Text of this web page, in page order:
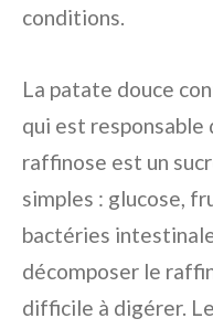
conditions.
La patate douce
qui est responsable
raffinose est un
simples : glucose,
bactéries
décomposer le
difficile à digérer.